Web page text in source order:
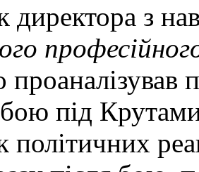
директора з
під